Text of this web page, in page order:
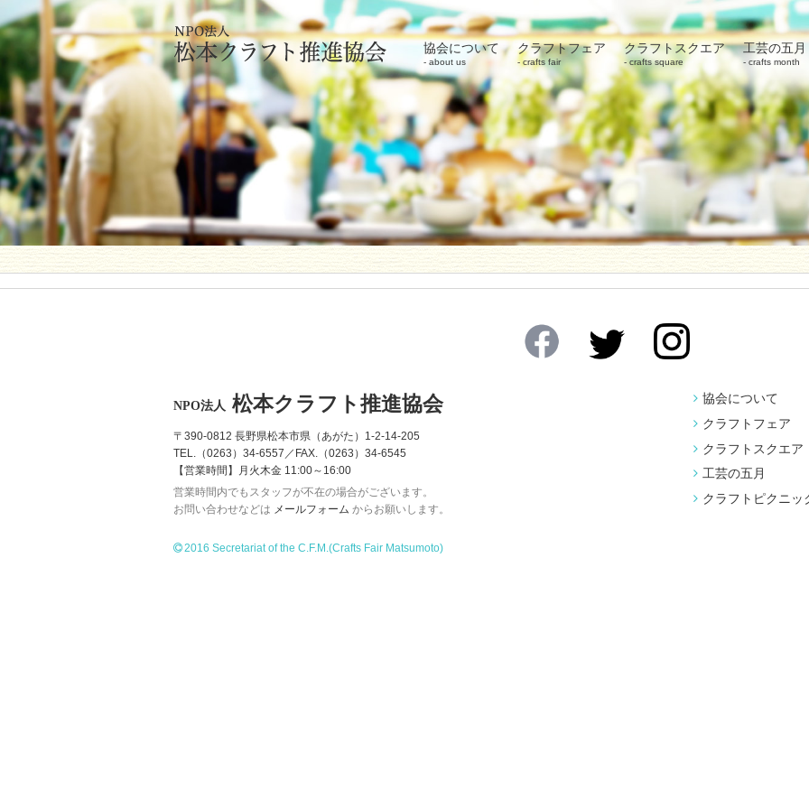
協会について
about us
クラフトフェア
crafts fair
クラフトスクエア
crafts square
工芸の五月
crafts month
協会について
クラフトフェア
クラフトスクエア
工芸の五月
クラフトピクニッ
NPO法人 松本クラフト推進協会
〒390-0812 長野県松本市県（あがた）1-2-14-205
TEL.（0263）34-6557／FAX.（0263）34-6545
【営業時間】月火木金 11:00～16:00
営業時間内でもスタッフが不在の場合がございます。
お問い合わせなどは メールフォーム からお願いします。
2016 Secretariat of the C.F.M.(Crafts Fair Matsumoto)